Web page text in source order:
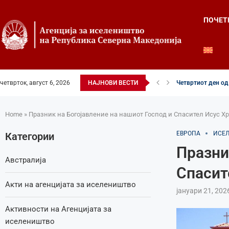
четврток, август 6, 2026 НАЈНОВИ ВЕСТИ Четвртиот ден
Home » Празник на Богојавление на нашиот Господ и Спасител Исус
ЕВРОПА
јануари 21,
Категории
Австралија
Акти на агенцијата за иселеништво
Активности на Агенцијата за
иселеништво